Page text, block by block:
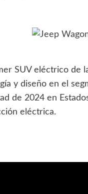
SUV eléctrico de
y diseño en el
de 2024 en
eléctrica.